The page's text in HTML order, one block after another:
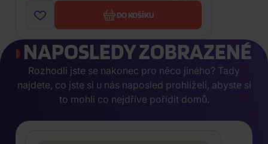
DO KOŠÍKU
NAPOSLEDY ZOBRAZENÉ
Rozhodli jste se nakonec pro něco jiného? Tady
najdete, co jste si u nás naposled prohlíželi, abyste si
to mohli co nejdříve pořídit domů.